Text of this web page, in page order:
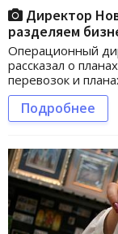
Директор
разделяем
Операционный
рассказал о
перевозок и
Подробнее